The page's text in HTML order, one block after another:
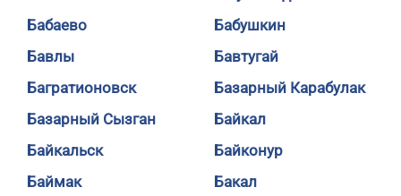
Бабаево
Бабушкин
Бавлы
Бавтугай
Багратионовск
Базарный Карабулак
Базарный Сызган
Байкал
Байкальск
Байконур
Баймак
Бакал